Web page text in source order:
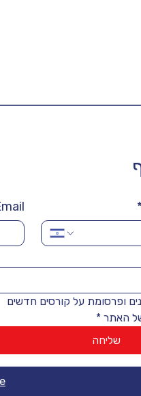
*
ופרסומת על קורסים חדשים
האתר *
שליחה